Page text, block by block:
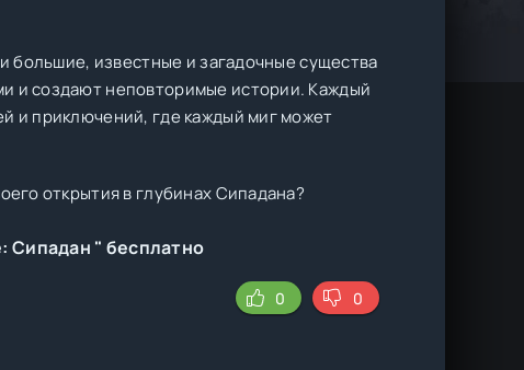
большие, известные и загадочные существа
и создают неповторимые истории. Каждый
и приключений, где каждый миг может
открытия в глубинах Сипадана?
Сипадан " бесплатно
0 0